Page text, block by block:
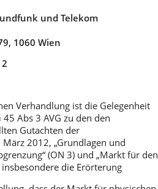
und Telekom
1060 Wien
Verhandlung ist die Gelegenheit
Abs 3 AVG zu den den
Gutachten der
2012, „Grundlagen und
(ON 3) und „Markt für den
insbesondere die Erörterung